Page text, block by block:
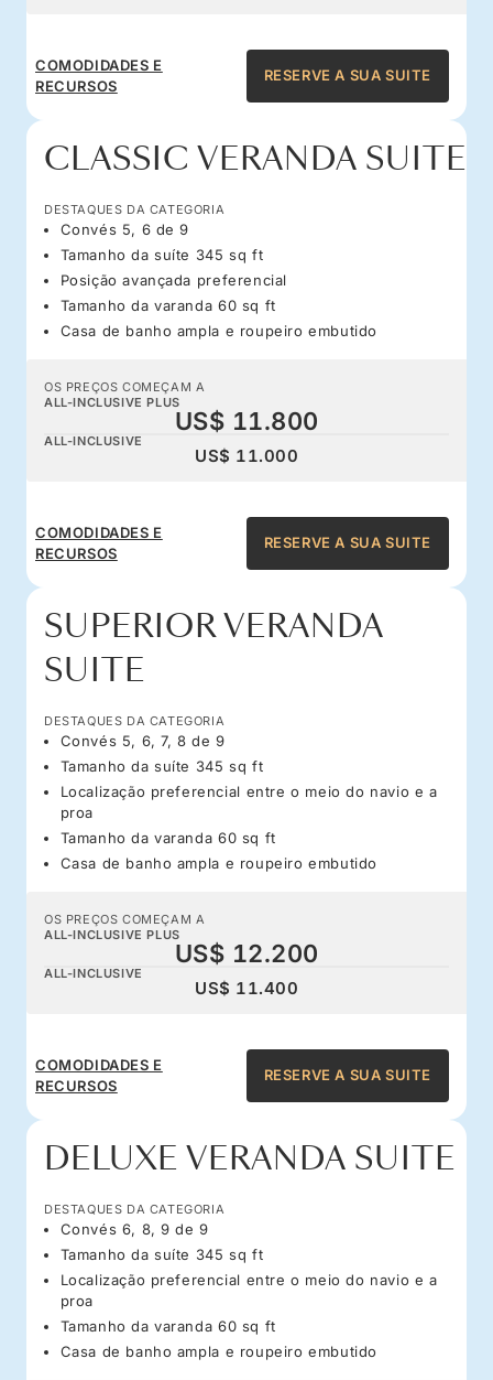
COMODIDADES E
RECURSOS
RESERVE A SUA SUITE
CLASSIC VERANDA SUITE
DESTAQUES DA CATEGORIA
Convés 5, 6 de 9
Tamanho da suíte 345 sq ft
Posição avançada preferencial
Tamanho da varanda 60 sq ft
Casa de banho ampla e roupeiro embutido
OS PREÇOS COMEÇAM A
ALL-INCLUSIVE PLUS
US$ 11.800
ALL-INCLUSIVE
US$ 11.000
COMODIDADES E
RECURSOS
RESERVE A SUA SUITE
SUPERIOR VERANDA
SUITE
DESTAQUES DA CATEGORIA
Convés 5, 6, 7, 8 de 9
Tamanho da suíte 345 sq ft
Localização preferencial entre o meio do navio e a
proa
Tamanho da varanda 60 sq ft
Casa de banho ampla e roupeiro embutido
OS PREÇOS COMEÇAM A
ALL-INCLUSIVE PLUS
US$ 12.200
ALL-INCLUSIVE
US$ 11.400
COMODIDADES E
RECURSOS
RESERVE A SUA SUITE
DELUXE VERANDA SUITE
DESTAQUES DA CATEGORIA
Convés 6, 8, 9 de 9
Tamanho da suíte 345 sq ft
Localização preferencial entre o meio do navio e a
proa
Tamanho da varanda 60 sq ft
Casa de banho ampla e roupeiro embutido